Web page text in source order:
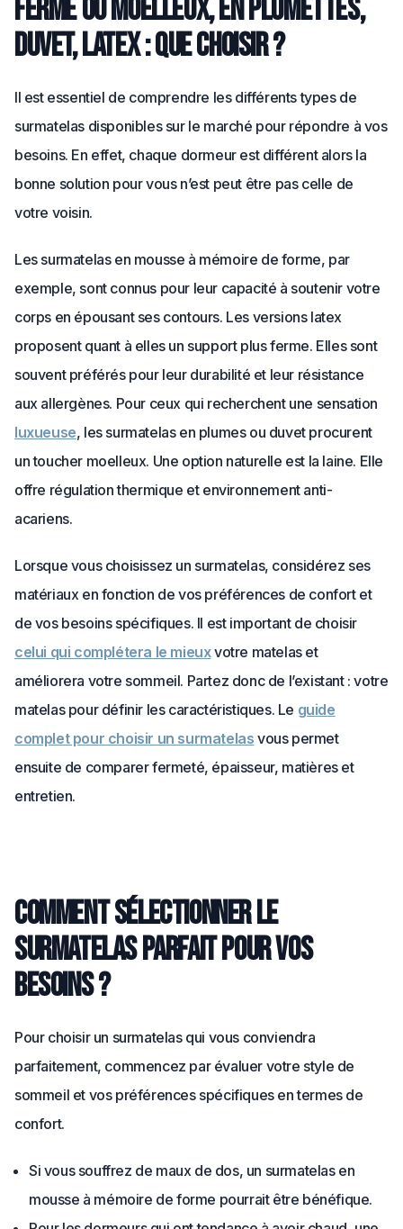
Ferme ou moelleux, en plumettes,
duvet, latex : que choisir ?
Il est essentiel de comprendre les différents types de
surmatelas disponibles sur le marché pour répondre à vos
besoins. En effet, chaque dormeur est différent alors la
bonne solution pour vous n’est peut être pas celle de
votre voisin.
Les surmatelas en mousse à mémoire de forme, par
exemple, sont connus pour leur capacité à soutenir votre
corps en épousant ses contours. Les versions latex
proposent quant à elles un support plus ferme. Elles sont
souvent préférés pour leur durabilité et leur résistance
aux allergènes. Pour ceux qui recherchent une sensation
luxueuse, les surmatelas en plumes ou duvet procurent
un toucher moelleux. Une option naturelle est la laine. Elle
offre régulation thermique et environnement anti-
acariens.
Lorsque vous choisissez un surmatelas, considérez ses
matériaux en fonction de vos préférences de confort et
de vos besoins spécifiques. Il est important de choisir
celui qui complétera le mieuxvotre matelas et
améliorera votre sommeil. Partez donc de l’existant : votre
matelas pour définir les caractéristiques. Le guide
complet pour choisir un surmatelas vous permet
ensuite de comparer fermeté, épaisseur, matières et
entretien.
Comment sélectionner le
surmatelas parfait pour vos
besoins ?
Pour choisir un surmatelas qui vous conviendra
parfaitement, commencez par évaluer votre style de
sommeil et vos préférences spécifiques en termes de
confort.
Si vous souffrez de maux de dos, un surmatelas en
mousse à mémoire de forme pourrait être bénéfique.